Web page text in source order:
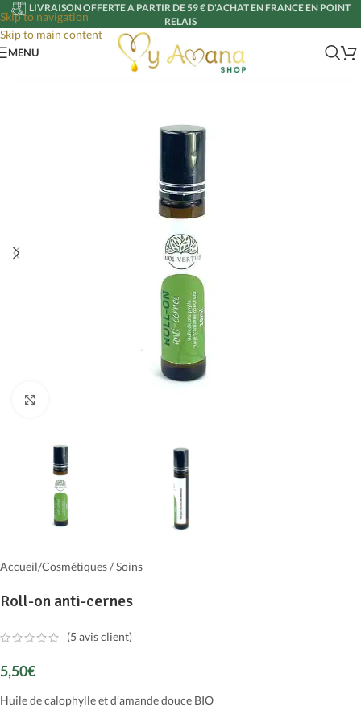
Skip to navigation
Skip to main content
LIVRAISON OFFERTE A PARTIR DE 59 € D'ACHAT EN FRANCE EN POINT
RELAIS
MENU
Accueil/Cosmétiques / Soins
Roll-on anti-cernes
(5 avis client)
5,50€
Huile de calophylle et d’amande douce BIO